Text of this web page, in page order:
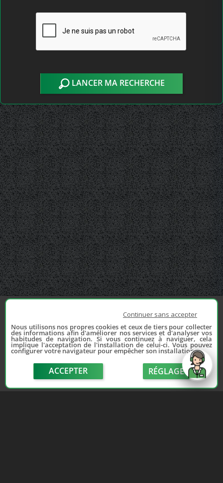
LANCER MA RECHERCHE
Continuer sans accepter
Nous utilisons nos propres cookies et ceux de tiers pour collecter
des informations afin d'améliorer nos services et d'analyser vos
habitudes de navigation. Si vous continuez à naviguer, cela
implique l'acceptation de l'installation de celui-ci. Vous pouvez
configurer votre navigateur pour empêcher son installation.
ACCEPTER RÉGLAGE